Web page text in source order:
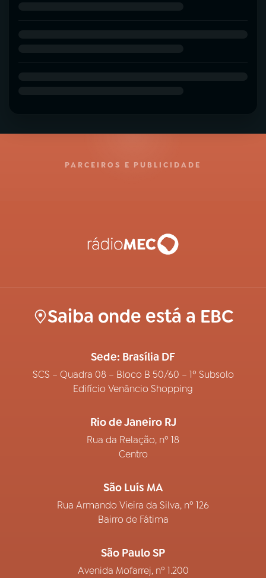
PARCEIROS E PUBLICIDADE
Saiba onde está a EBC
Sede: Brasília DF
SCS – Quadra 08 – Bloco B 50/60 – 1º Subsolo
Edifício Venâncio Shopping
Rio de Janeiro RJ
Rua da Relação, nº 18
Centro
São Luís MA
Rua Armando Vieira da Silva, nº 126
Bairro de Fátima
São Paulo SP
Avenida Mofarrej, nº 1.200